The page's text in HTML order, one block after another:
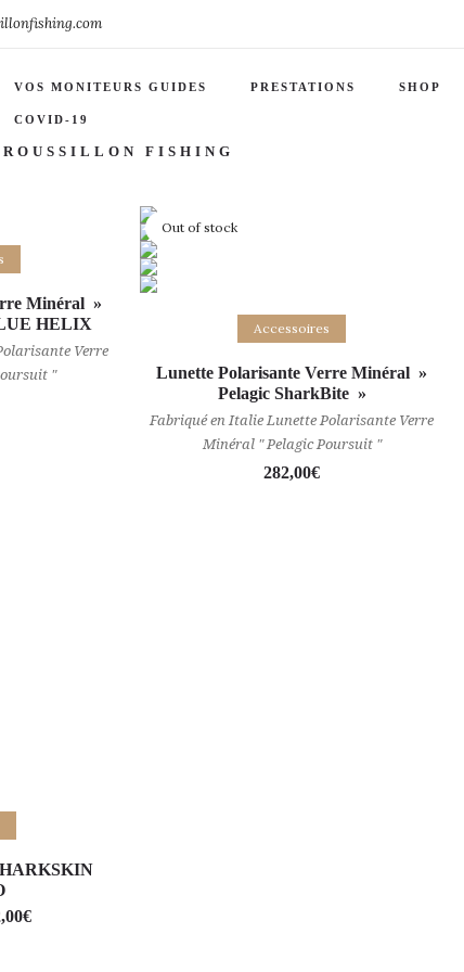
VOS MONITEURS GUIDES PRESTATIONS SHOP
COVID-19
FISHING
Minéral »
HELIX
Verre
"
Lire la suite
Out of stock
Accessoires
Lunette Polarisante Verre Minéral »
Pelagic SharkBite »
Fabriqué en Italie Lunette Polarisante Verre
Minéral " Pelagic Poursuit "
282,00€
€